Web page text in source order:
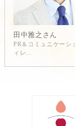
田中雅之さん
PR＆コミュニケーシ
ィレ...